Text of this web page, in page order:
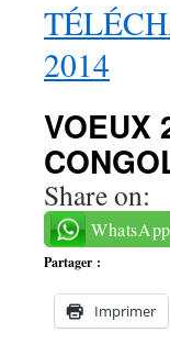
2014
VOEUX
Share on:
WhatsApp
Partager :
Imprimer